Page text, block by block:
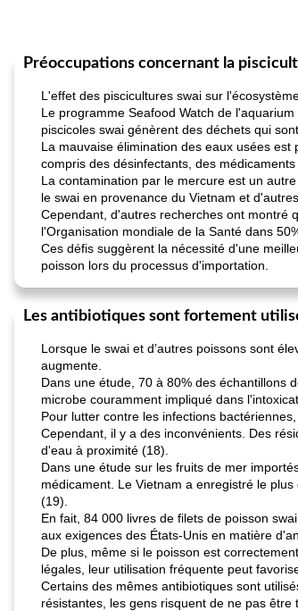
Préoccupations concernant la
L'effet des piscicultures swai sur
Le programme Seafood Watch de
piscicoles swai génèrent des déchets qui
La mauvaise élimination des eaux usées
compris des désinfectants, des
La contamination par le mercure est un
le swai en provenance du Vietnam et
Cependant, d'autres recherches ont montré
l'Organisation mondiale de la Santé dans
Ces défis suggèrent la nécessité d'une
poisson lors du processus d'importation.
Les antibiotiques sont fortement
Lorsque le swai et d’autres poissons sont
augmente.
Dans une étude, 70 à 80% des échantillons
microbe couramment impliqué dans
Pour lutter contre les infections
Cependant, il y a des inconvénients. Des
d'eau à proximité (18).
Dans une étude sur les fruits de mer
médicament. Le Vietnam a enregistré le
(19).
En fait, 84 000 livres de filets de poisson
aux exigences des États-Unis en matière
De plus, même si le poisson est
légales, leur utilisation fréquente peut
Certains des mêmes antibiotiques sont
résistantes, les gens risquent de ne pas